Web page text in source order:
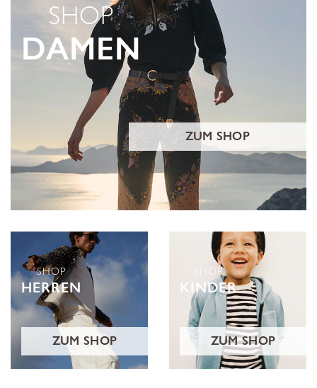
SHOP
DAMEN
ZUM SHOP
SHOP
HERREN
ZUM SHOP
SHOP
KINDER
ZUM SHOP